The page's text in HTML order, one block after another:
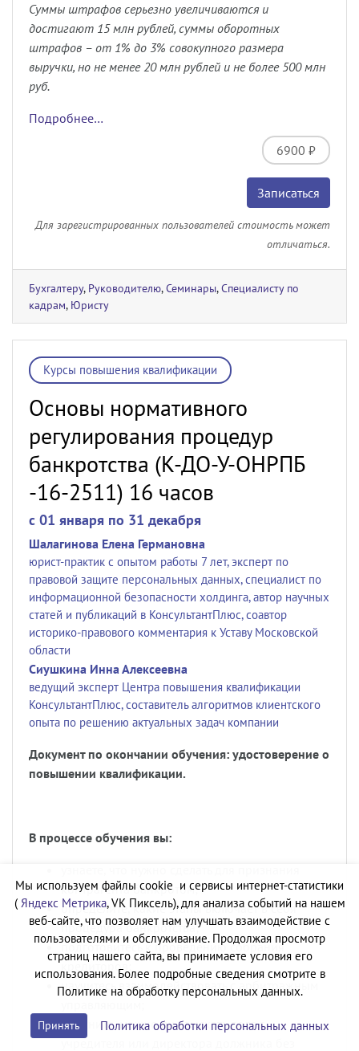
Суммы штрафов серьезно увеличиваются и
достигают 15 млн рублей, суммы оборотных
штрафов – от 1% до 3% совокупного размера
выручки, но не менее 20 млн рублей и не более 500 млн
руб.
Подробнее…
6900 ₽
Записаться
Для зарегистрированных пользователей стоимость может
отличаться.
Бухгалтеру, Руководителю,Семинары,Специалисту по
кадрам, Юристу
Курсы повышения квалификации
Основы нормативного
регулирования процедур
банкротства (К-ДО-У-ОНРПБ
-16-2511) 16 часов
c 01 января по 31 декабря
Шалагинова Елена Германовна
юрист-практик с опытом работы 7 лет, эксперт по
правовой защите персональных данных, специалист по
информационной безопасности холдинга, автор научных
статей и публикаций в КонсультантПлюс, соавтор
историко-правового комментария к Уставу Московской
области
Сиушкина Инна Алексеевна
ведущий эксперт Центра повышения квалификации
КонсультантПлюс, составитель алгоритмов клиентского
опыта по решению актуальных задач компании
Документ по окончании обучения: удостоверение о
повышении квалификации.
В процессе обучения вы:
контрагента банкротом;
определите, какие этапы включает в себя
процедура банкротства;
подготовитесь к проведению собрания
кредиторов;
научитесь взаимодействовать с арбитражным
выясните, можно ли взыскать долг с
учредителя или директора должника без
Мы используем файлы cookie и сервисы интернет-статистики
( Яндекс Метрика, VK Пиксель), для анализа событий на нашем
веб-сайте, что позволяет нам улучшать взаимодействие с
пользователями и обслуживание. Продолжая просмотр
страниц нашего сайта, вы принимаете условия его
использования. Более подробные сведения смотрите в
Политике на обработку персональных данных.
Принять Политика обработки персональных данных